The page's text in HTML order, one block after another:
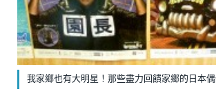
我家鄉也有大明星！那些盡力回饋家鄉的日本